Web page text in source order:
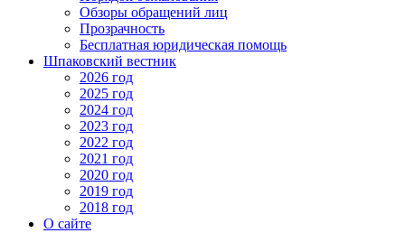
Обзоры обращений лиц
Прозрачность
Бесплатная юридическая помощь
Шпаковский вестник
2026 год
2025 год
2024 год
2023 год
2022 год
2021 год
2020 год
2019 год
2018 год
О сайте